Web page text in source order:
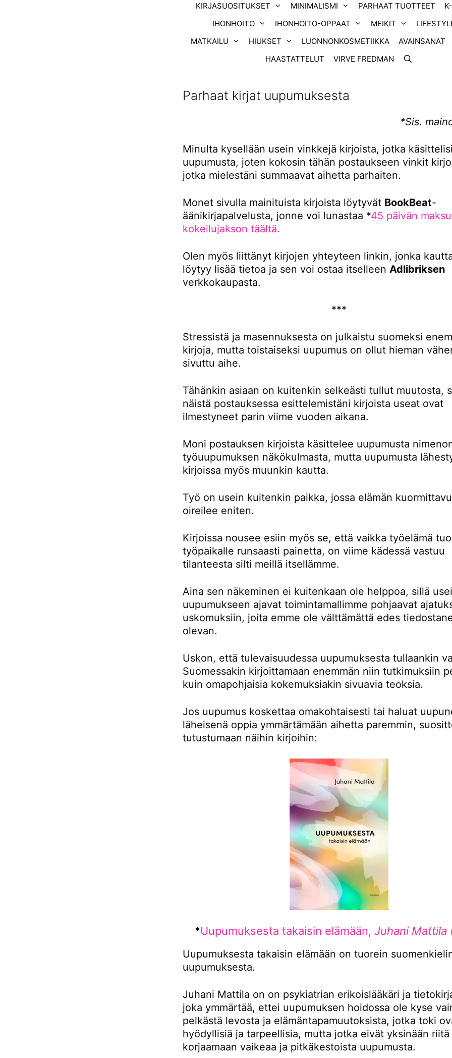
KIRJASUOSITUKSET MINIMALISMI PARHAAT TUOTTEET
IHONHOITO
IHONHOITO-OPPAAT MEIKIT
MATKAILU
HIUKSET LUONNONKOSMETIIKKA AVAINSANAT
HAASTATTELUT
VIRVE FREDMAN
Parhaat kirjat uupumuksesta
*Sis.
Minulta kysellään usein vinkkejä kirjoista, jotka
uupumusta, joten kokosin tähän postaukseen vinkit
jotka mielestäni summaavat aihetta parhaiten.
Monet sivulla mainituista kirjoista löytyvät BookBeat-
äänikirjapalvelusta, jonne voi lunastaa *45 päivän
kokeilujakson täältä.
Olen myös liittänyt kirjojen yhteyteen linkin, jonka
löytyy lisää tietoa ja sen voi ostaa itselleen Adlibriksen
verkkokaupasta.
***
Stressistä ja masennuksesta on julkaistu suomeksi
kirjoja, mutta toistaiseksi uupumus on ollut hieman
sivuttu aihe.
Tähänkin asiaan on kuitenkin selkeästi tullut muutosta,
näistä postauksessa esittelemistäni kirjoista useat ovat
ilmestyneet parin viime vuoden aikana.
Moni postauksen kirjoista käsittelee uupumusta
työuupumuksen näkökulmasta, mutta uupumusta
kirjoissa myös muunkin kautta.
Työ on usein kuitenkin paikka, jossa elämän
oireilee eniten.
Kirjoissa nousee esiin myös se, että vaikka työelämä
työpaikalle runsaasti painetta, on viime kädessä vastuu
tilanteesta silti meillä itsellämme.
Aina sen näkeminen ei kuitenkaan ole helppoa, sillä
uupumukseen ajavat toimintamallimme pohjaavat
uskomuksiin, joita emme ole välttämättä edes
olevan.
Uskon, että tulevaisuudessa uupumuksesta tullaankin
Suomessakin kirjoittamaan enemmän niin tutkimuksiin
kuin omapohjaisia kokemuksiakin sivuavia teoksia.
Jos uupumus koskettaa omakohtaisesti tai haluat
läheisenä oppia ymmärtämään aihetta paremmin,
tutustumaan näihin kirjoihin:
*Uupumuksesta takaisin elämään, Juhani Mattila
Uupumuksesta takaisin elämään on tuorein
uupumuksesta.
Juhani Mattila on on psykiatrian erikoislääkäri ja
joka ymmärtää, ettei uupumuksen hoidossa ole kyse
pelkästä levosta ja elämäntapamuutoksista, jotka toki
hyödyllisiä ja tarpeellisia, mutta jotka eivät yksinään riitä
korjaamaan vaikeaa ja pitkäkestoista uupumusta.